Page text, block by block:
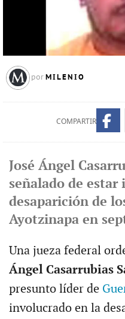
por MILENIO
COMPARTIR
José Ángel
señalado de
desaparición de
Ayotzinapa en
Una jueza federal
Ángel Casarrubias
presunto líder de
involucrado en la